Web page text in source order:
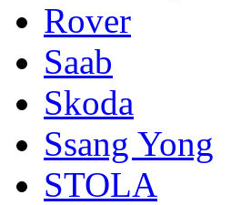
Rover
Saab
Skoda
Ssang Yong
STOLA